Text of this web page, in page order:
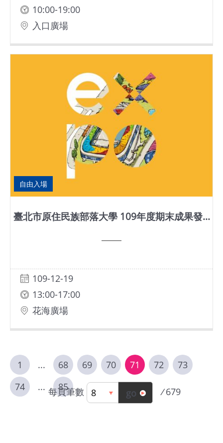
10:00-19:00
入口廣場
自由入場
臺北市原住民族部落大學 109年度期末成果發...
109-12-19
13:00-17:00
花海廣場
1 ... 68 69 70 71 72
73
74
... 85
每頁筆數 go / 679